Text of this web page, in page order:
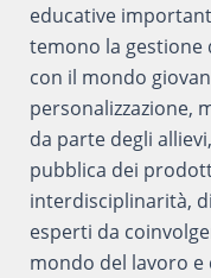
educative
temono la gestione
con il mondo
personalizzazione,
da parte degli
pubblica dei
interdisciplinarità,
esperti da
mondo del lavoro e